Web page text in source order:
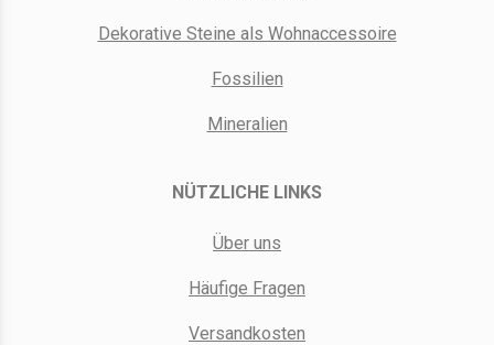
Dekorative Steine als Wohnaccessoire
Fossilien
Mineralien
NÜTZLICHE LINKS
Über uns
Häufige Fragen
Versandkosten